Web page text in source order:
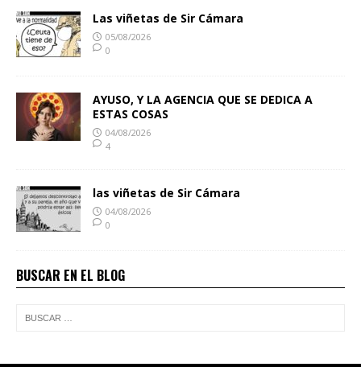
Las viñetas de Sir Cámara
05/08/2026
0
AYUSO, Y LA AGENCIA QUE SE DEDICA A
ESTAS COSAS
04/08/2026
4
las viñetas de Sir Cámara
04/08/2026
0
BUSCAR EN EL BLOG